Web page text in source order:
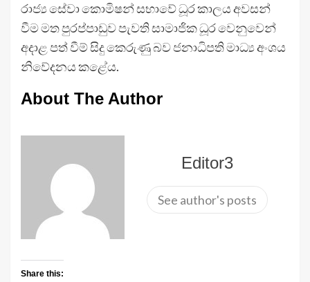
රාජ්‍ය සේවා කොමිෂන් සභාවේ ධූර කාලය අවසන්
වීම මත පුරප්පාඩුව පැවති සාමාජික ධූර වෙනුවෙන්
අදාළ පත් වීම් සිදු කෙරුණු බව ජනාධිපති මාධ්‍ය අංශය
නිවේදනය කළේය.
About The Author
Editor3
See author's posts
Share this: